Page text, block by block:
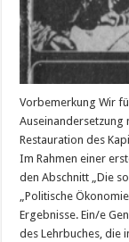
Vorbemerkung Wir
Auseinandersetzung
Restauration des
Im Rahmen einer
den Abschnitt „Die
„Politische
Ergebnisse. Ein/e
des Lehrbuches, die